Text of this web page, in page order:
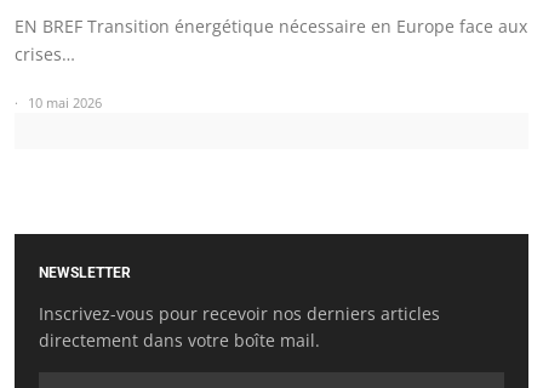
EN BREF Transition énergétique nécessaire en Europe face aux
crises…
10 mai 2026
NEWSLETTER
Inscrivez-vous pour recevoir nos derniers articles
directement dans votre boîte mail.